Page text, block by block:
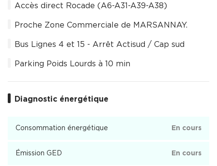
Accès direct Rocade (A6-A31-A39-A38)
Proche Zone Commerciale de MARSANNAY.
Bus Lignes 4 et 15 - Arrêt Actisud / Cap sud
Parking Poids Lourds à 10 min
Diagnostic énergétique
Consommation énergétique En cours
Émission GED En cours